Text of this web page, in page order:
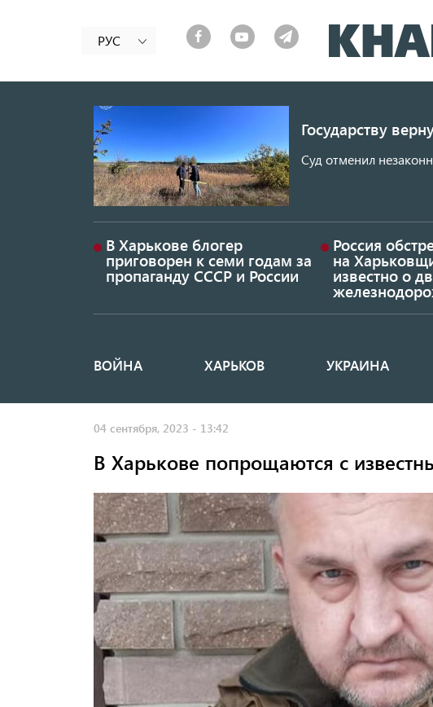
РУС
Государству
Суд отменил
В Харькове блогер
приговорен к семи годам за
пропаганду СССР и России
Россия
на
известно о
Основная
ВОЙНА ХАРЬКОВ УКРАИНА
04 сентября, 2023 - 13:42
В Харькове попрощаются с